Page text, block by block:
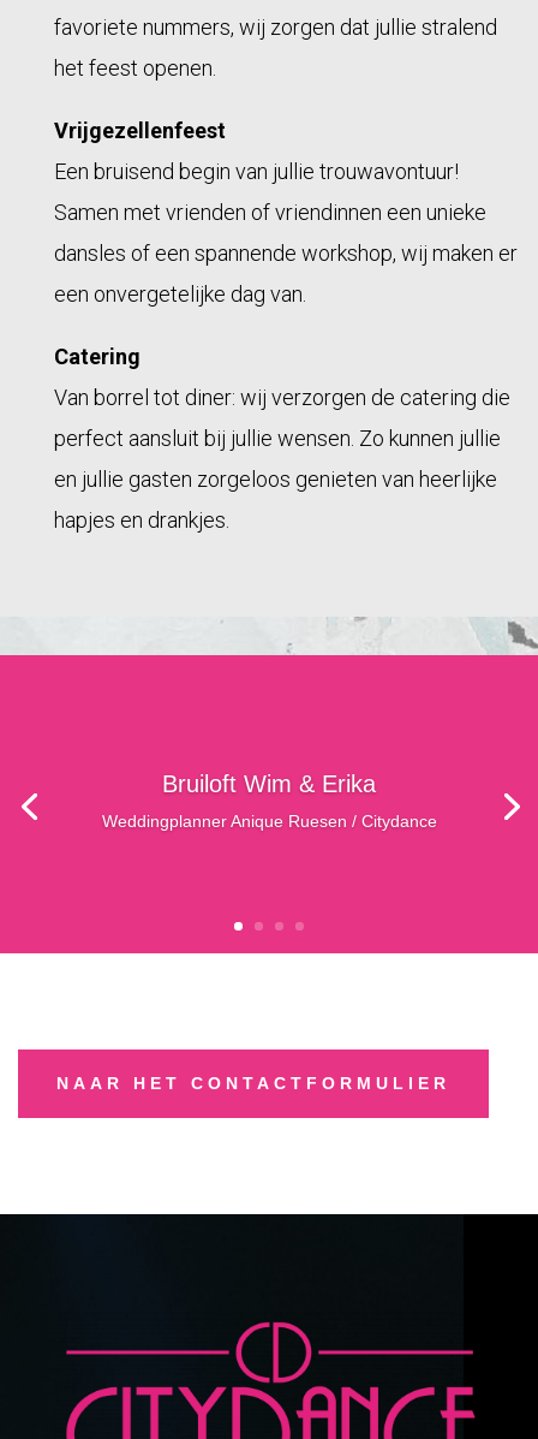
favoriete nummers, wij zorgen dat jullie stralend
het feest openen.
Vrijgezellenfeest
Een bruisend begin van jullie trouwavontuur!
Samen met vrienden of vriendinnen een unieke
dansles of een spannende workshop, wij maken er
een onvergetelijke dag van.
Catering
Van borrel tot diner: wij verzorgen de catering die
perfect aansluit bij jullie wensen. Zo kunnen jullie
en jullie gasten zorgeloos genieten van heerlijke
hapjes en drankjes.
Bruiloft Wim & Erika
Weddingplanner Anique Ruesen / Citydance
NAAR HET CONTACTFORMULIER